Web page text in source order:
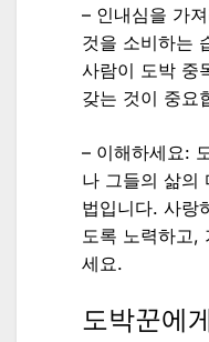
– 인내심을 가
것을 소비하는
사람이 도박 중
갖는 것이 중요
– 이해하세요:
나 그들의 삶의
법입니다. 사랑
도록 노력하고,
세요.
도박꾼에